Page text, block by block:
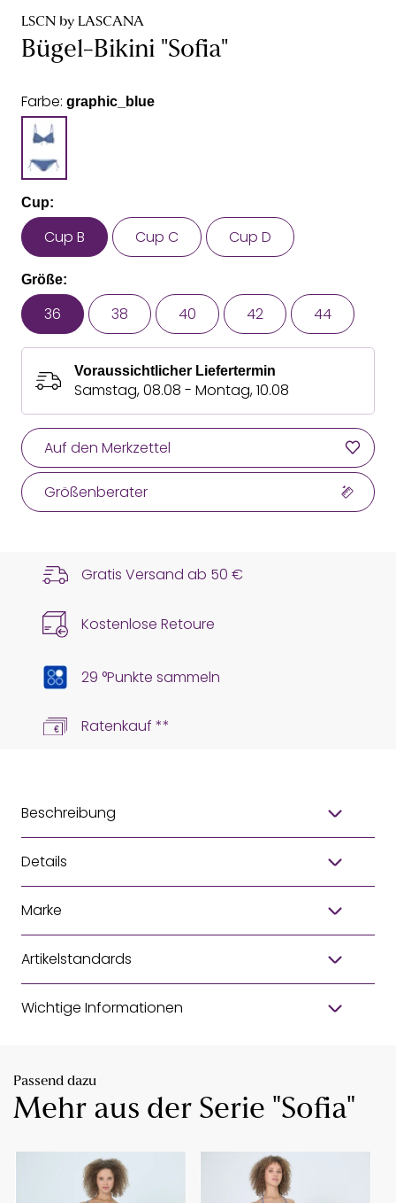
LSCN by LASCANA
Bügel-Bikini "Sofia"
Farbe: graphic_blue
Cup:
Cup B Cup C Cup D
Größe:
36 38 40 42 44
Voraussichtlicher Liefertermin
Samstag, 08.08 - Montag, 10.08
Auf den Merkzettel
Größenberater
Gratis Versand ab 50 €
Kostenlose Retoure
29 °Punkte sammeln
Ratenkauf **
Beschreibung
Details
Marke
Artikelstandards
Wichtige Informationen
Passend dazu
Mehr aus der Serie "Sofia"